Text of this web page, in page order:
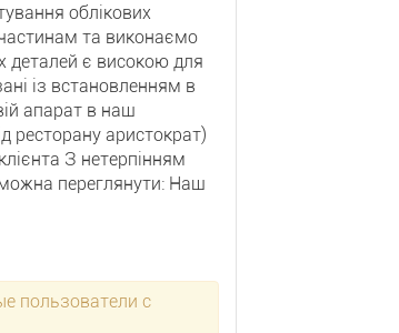
облікових
та виконаємо
деталей є високою для
із встановленням в
апарат в наш
ресторану аристократ)
З нетерпінням
переглянути: Наш
пользователи с